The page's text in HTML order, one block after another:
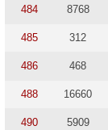
484 8768
485 312
486 468
488 16660
490 5909